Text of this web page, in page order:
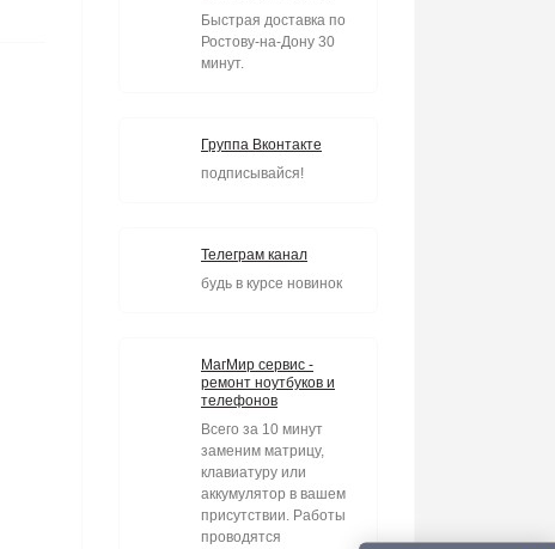
Быстрая доставка по
Ростову-на-Дону 30
минут.
Группа Вконтакте
подписывайся!
Телеграм канал
будь в курсе новинок
МагМир сервис -
ремонт ноутбуков и
телефонов
Всего за 10 минут
заменим матрицу,
клавиатуру или
аккумулятор в вашем
присутствии. Работы
проводятся